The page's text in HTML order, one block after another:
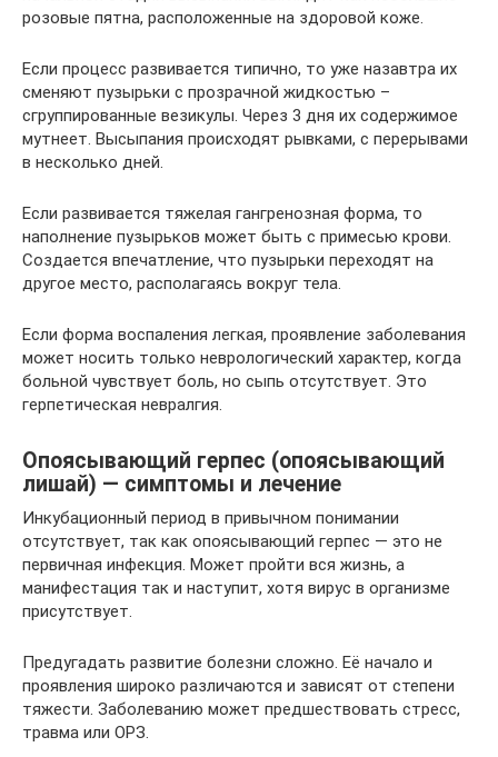
розовые пятна, расположенные на здоровой коже.
Если процесс развивается типично, то уже назавтра их
сменяют пузырьки с прозрачной жидкостью –
сгруппированные везикулы. Через 3 дня их содержимое
мутнеет. Высыпания происходят рывками, с перерывами
в несколько дней.
Если развивается тяжелая гангренозная форма, то
наполнение пузырьков может быть с примесью крови.
Создается впечатление, что пузырьки переходят на
другое место, располагаясь вокруг тела.
Если форма воспаления легкая, проявление заболевания
может носить только неврологический характер, когда
больной чувствует боль, но сыпь отсутствует. Это
герпетическая невралгия.
Опоясывающий герпес (опоясывающий
лишай) — симптомы и лечение
Инкубационный период в привычном понимании
отсутствует, так как опоясывающий герпес — это не
первичная инфекция. Может пройти вся жизнь, а
манифестация так и наступит, хотя вирус в организме
присутствует.
Предугадать развитие болезни сложно. Её начало и
проявления широко различаются и зависят от степени
тяжести. Заболеванию может предшествовать стресс,
травма или ОРЗ.